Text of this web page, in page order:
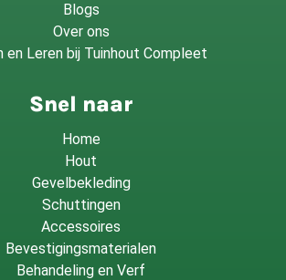
Blogs
Over ons
en Leren bij Tuinhout Compleet
Snel naar
Home
Hout
Gevelbekleding
Schuttingen
Accessoires
Bevestigingsmaterialen
Behandeling en Verf